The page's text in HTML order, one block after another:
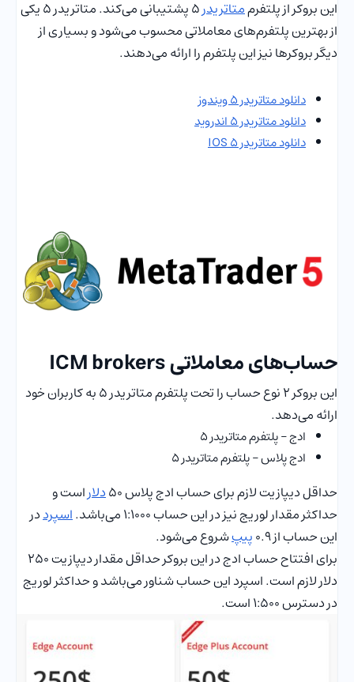
این بروکر از پلتفرممتاتریدر
5 پشتیبانی می‌کند. متاتریدر 5 یکی
از بهترین پلتفرم‌های معاملاتی محسوب می‌شود و بسیاری از
دیگر بروکرها نیز این پلتفرم را ارائه می‌دهند.
دانلود متاتریدر 5 ویندوز
دانلود متاتریدر 5 اندروید
دانلود متاتریدر 5 IOS
حساب‌های معاملاتی ICM brokers
این بروکر 2 نوع حساب را تحت پلتفرم متاتریدر 5 به کاربران خود
ارائه می‌دهد.
ادج – پلتفرم متاتریدر 5
ادج پلاس – پلتفرم متاتریدر 5
حداقل دیپازیت لازم برای حساب ادج پلاس 50 دلاراست و
حداکثر مقدار لوریج نیز در این حساب ۱:1000 می‌باشد.
اسپرددر
این حساب از 0.9
پیپشروع می‌شود.
برای افتتاح حساب ادج در این بروکر حداقل مقدار دیپازیت 250
دلار لازم است. اسپرد این حساب شناور می‌باشد و حداکثر لوریج
در دسترس 1:500 است.